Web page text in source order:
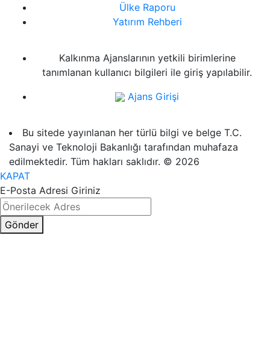
Ülke Raporu
Yatırım Rehberi
Kalkınma Ajanslarının yetkili birimlerine
tanımlanan kullanıcı bilgileri ile giriş yapılabilir.
Ajans Girişi
Bu sitede yayınlanan her türlü bilgi ve belge T.C.
Sanayi ve Teknoloji Bakanlığı tarafından muhafaza
edilmektedir. Tüm hakları saklıdır. © 2026
KAPAT
E-Posta Adresi Giriniz
Gönder